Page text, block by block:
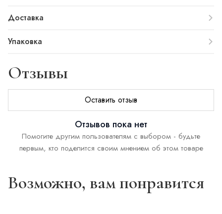
Доставка
Упаковка
Отзывы
Оставить отзыв
Отзывов пока нет
Помогите другим пользователям с выбором - будьте
первым, кто поделится своим мнением об этом товаре
Возможно, вам понравится